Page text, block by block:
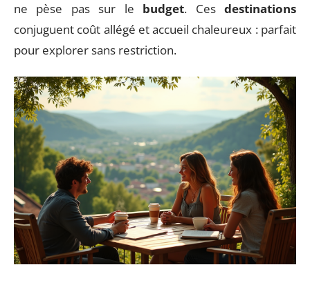
ne pèse pas sur le budget. Cesdestinations
conjuguent coût allégé et accueil chaleureux : parfait
pour explorer sans restriction.